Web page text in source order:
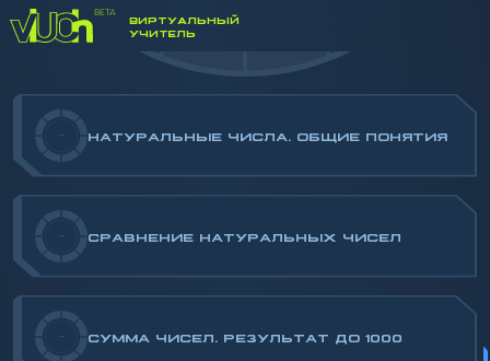
ВИРТУАЛЬНЫЙ
УЧИТЕЛЬ
- НАТУРАЛЬНЫЕ ЧИСЛА. ОБЩИЕ ПОНЯТИЯ
- СРАВНЕНИЕ НАТУРАЛЬНЫХ ЧИСЕЛ
- СУММА ЧИСЕЛ. РЕЗУЛЬТАТ ДО 1000